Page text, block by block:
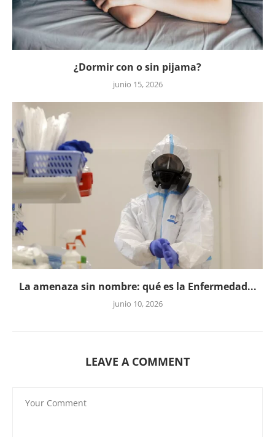
¿Dormir con o sin pijama?
junio 15, 2026
La amenaza sin nombre: qué es la Enfermedad...
junio 10, 2026
LEAVE A COMMENT